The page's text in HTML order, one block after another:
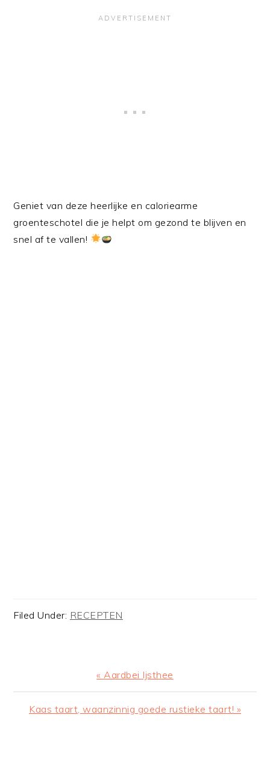
Geniet van deze heerlijke en caloriearme
groenteschotel die je helpt om gezond te blijven en
snel af te vallen!
Filed Under: RECEPTEN
Previous
Post:
« Aardbei Ijsthee
Next
Kaas taart, waanzinnig goede rustieke taart! »